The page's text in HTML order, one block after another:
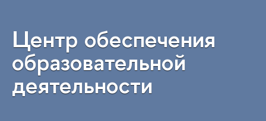
Центр обеспечения
образовательной
деятельности